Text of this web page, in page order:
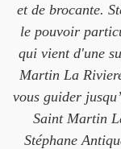
et de brocante.
le pouvoir
qui vient d'une
Martin La
vous guider
Saint Martin
Stéphane